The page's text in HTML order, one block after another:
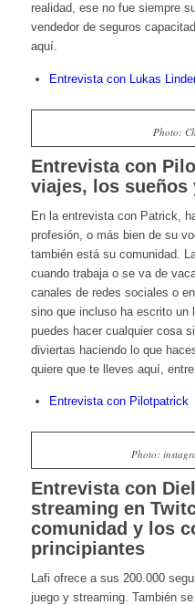
realidad, ese no fue siempre
vendedor de seguros
aquí.
Entrevista con Lukas
Photo:
Entrevista con
viajes, los
En la entrevista con Patrick,
profesión, o más bien de su
también está su comunidad.
cuando trabaja o se va de
canales de redes sociales o
sino que incluso ha escrito un
puedes hacer cualquier cosa
diviertas haciendo lo que
quiere que te lleves aquí,
Entrevista con Pilotpatrick
Photo:
Entrevista con
streaming en
comunidad y los
principiantes
Lafi ofrece a sus 200.000
juego y streaming. También